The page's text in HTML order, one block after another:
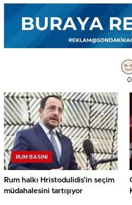
0
RUM BASINI
Rum halkı Hristodulidis’in seçim
müdahalesini tartışıyor